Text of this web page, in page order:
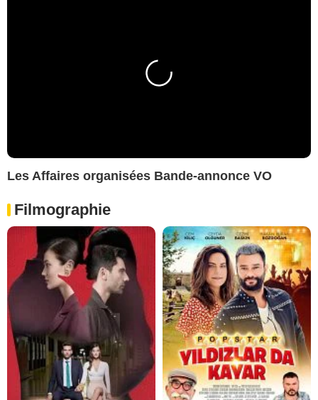
Les Affaires organisées Bande-annonce VO
Filmographie